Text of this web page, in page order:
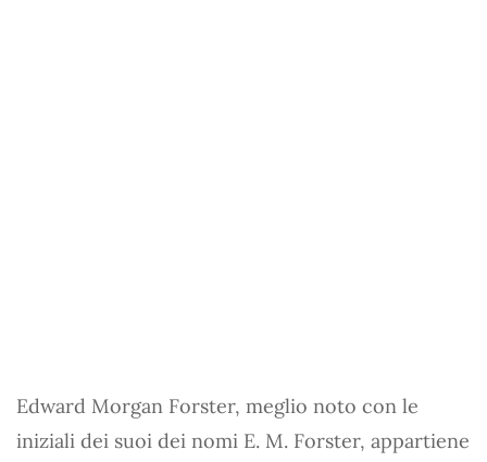
Edward Morgan Forster, meglio noto con le
iniziali dei suoi dei nomi E. M. Forster, appartiene